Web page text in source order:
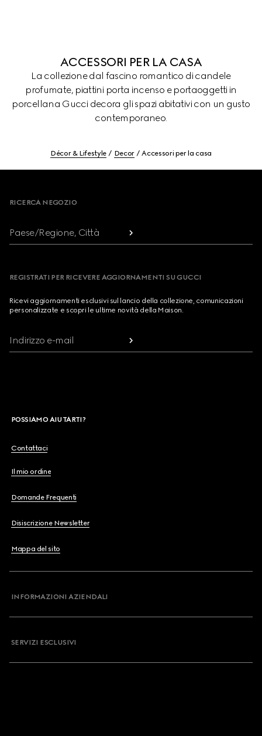
ACCESSORI PER LA CASA
La collezione dal fascino romantico di candele
profumate, piattini porta incenso e portaoggetti in
porcellana Gucci decora gli spazi abitativi con un gusto
contemporaneo.
Décor & Lifestyle Decor Accessori per la casa
RICERCA NEGOZIO
Paese/Regione, Città
REGISTRATI PER RICEVERE AGGIORNAMENTI SU GUCCI
Ricevi aggiornamenti esclusivi sul lancio della collezione, comunicazioni
personalizzate e scopri le ultime novità della Maison.
Indirizzo e-mail
POSSIAMO AIUTARTI?
Contattaci
Il mio ordine
Domande Frequenti
Disiscrizione Newsletter
Mappa del sito
INFORMAZIONI AZIENDALI
SERVIZI ESCLUSIVI